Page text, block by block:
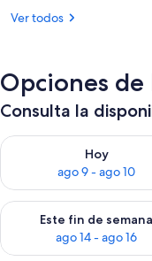
Ver todos
Opciones
Consulta la
Hoy
ago 9 - ago 10
Consulta la
Este fin de semana
ago 14 - ago 16
Consulta la